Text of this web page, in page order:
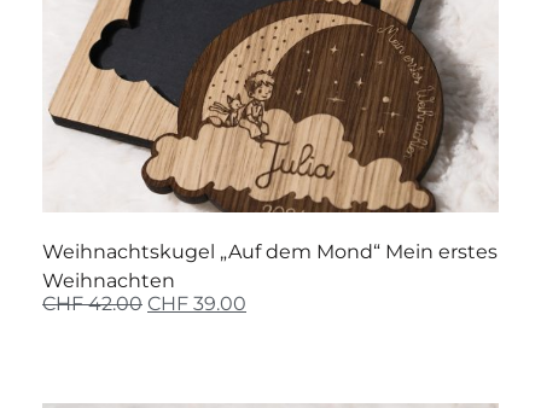
Weihnachtskugel „Auf dem Mond“ Mein erstes
Weihnachten
CHF42.00 CHF 39.00